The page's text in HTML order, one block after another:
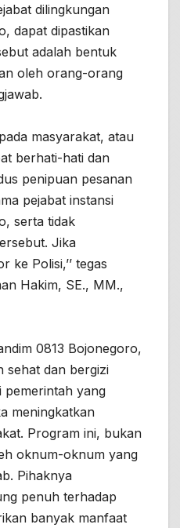
dilingkungan
dapat dipastikan
adalah bentuk
oleh orang-orang
masyarakat, atau
berhati-hati dan
penipuan pesanan
pejabat instansi
serta tidak
Jika
ke Polisi,’’ tegas
Hakim, SE., MM.,
0813 Bojonegoro,
sehat dan bergizi
pemerintah yang
meningkatkan
Program ini, bukan
oknum-oknum yang
Pihaknya
penuh terhadap
banyak manfaat